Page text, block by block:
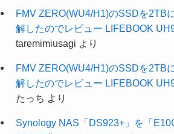
FMV ZERO(WU4/H1)のSSDを2TB
解したのでレビュー LIFEBOOK
taremimiusagi より
FMV ZERO(WU4/H1)のSSDを2TB
解したのでレビュー LIFEBOOK
たっち より
Synology NAS「DS923+」を「